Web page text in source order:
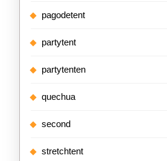
pagodetent
partytent
partytenten
quechua
second
stretchtent